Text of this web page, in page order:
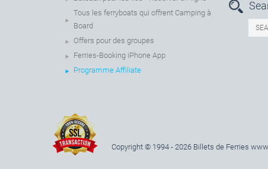
Tous les ferryboats qui offrent Camping à
Board
Offers pour des groupes
Ferries-Booking iPhone App
Programme Affiliate
Copyright © 1994 - 2026 Billets de Ferries